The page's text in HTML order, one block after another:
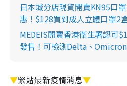
日本城分店現貨開賣KN95口
惠！$128買到成人立體口罩2
MEDEIS開賣香港衛生署認可
發售！可檢測Delta、
▼緊貼最新疫情消息▼